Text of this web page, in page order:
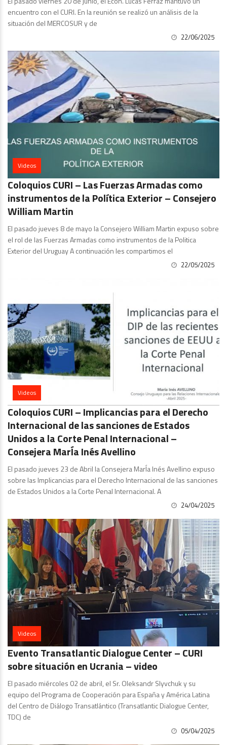
encuentro con el CURI. En la reunión se realizó un análisis de la
situación del MERCOSUR y de
22/06/2025
Videos
Coloquios CURI – Las Fuerzas Armadas como
instrumentos de la Política Exterior – Consejero
William Martin
El pasado jueves 8 de mayo la Consejero William Martin expuso sobre
el rol de las Fuerzas Armadas como instrumentos de la Politica
Exterior del Uruguay A continuación les compartimos el
22/05/2025
Videos
Coloquios CURI – Implicancias para el Derecho
Internacional de las sanciones de Estados
Unidos a la Corte Penal Internacional –
Consejera MarÍa Inés Avellino
El pasado jueves 23 de Abril la Consejera MarÍa Inés Avellino expuso
sobre las Implicancias para el Derecho Internacional de las sanciones
de Estados Unidos a la Corte Penal Internacional. A
24/04/2025
Videos
Evento Transatlantic Dialogue Center – CURI
sobre situación en Ucrania – video
El pasado miércoles 02 de abril, el Sr. Oleksandr Slyvchuk y su
equipo del Programa de Cooperación para España y América Latina
del Centro de Diálogo Transatlántico (Transatlantic Dialogue Center,
TDC) de
05/04/2025